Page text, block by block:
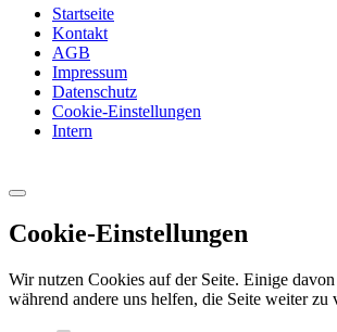
Startseite
Kontakt
AGB
Impressum
Datenschutz
Cookie-Einstellungen
Intern
Cookie-Einstellungen
Wir nutzen Cookies auf der Seite. Einige davon
während andere uns helfen, die Seite weiter zu